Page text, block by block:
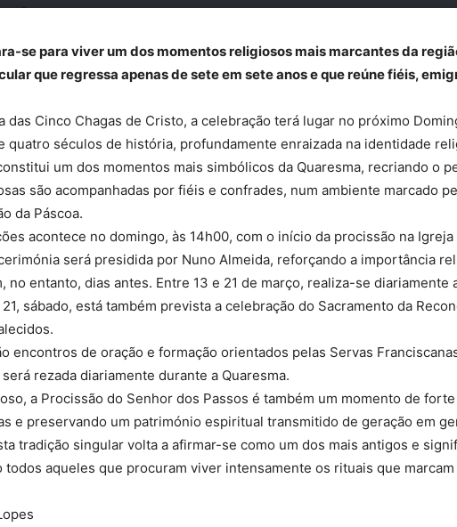
se para viver um dos momentos religiosos mais marcantes da
que regressa apenas de sete em sete anos e que reúne fiéis,
das Cinco Chagas de Cristo, a celebração terá lugar no próximo
quatro séculos de história, profundamente enraizada na identidade
um dos momentos mais simbólicos da Quaresma, recriando o
são acompanhadas por fiéis e confrades, num ambiente marcado
da Páscoa.
acontece no domingo, às 14h00, com o início da procissão na
será presidida por Nuno Almeida, reforçando a importância
no entanto, dias antes. Entre 13 e 21 de março, realiza-se
sábado, está também prevista a celebração do Sacramento da
encontros de oração e formação orientados pelas Servas
rezada diariamente durante a Quaresma.
a Procissão do Senhor dos Passos é também um momento de
e preservando um património espiritual transmitido de geração em
tradição singular volta a afirmar-se como um dos mais antigos e
aqueles que procuram viver intensamente os rituais que marcam